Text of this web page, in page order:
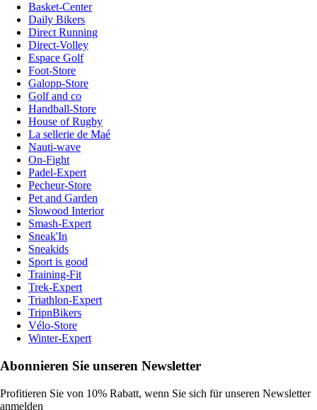
Basket-Center
Daily Bikers
Direct Running
Direct-Volley
Espace Golf
Foot-Store
Galopp-Store
Golf and co
Handball-Store
House of Rugby
La sellerie de Maé
Nauti-wave
On-Fight
Padel-Expert
Pecheur-Store
Pet and Garden
Slowood Interior
Smash-Expert
Sneak'In
Sneakids
Sport is good
Training-Fit
Trek-Expert
Triathlon-Expert
TripnBikers
Vélo-Store
Winter-Expert
Abonnieren Sie unseren Newsletter
Profitieren Sie von 10% Rabatt, wenn Sie sich für unseren Newsletter
anmelden